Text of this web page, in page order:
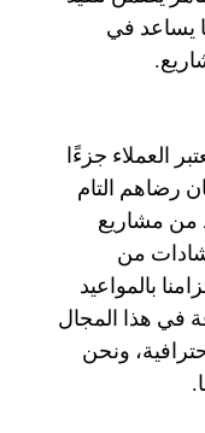
يساعد في
العملاء جزءًا
رضاهم التام
من مشاريع
من
بالمواعيد
في هذا المجال
ونحن